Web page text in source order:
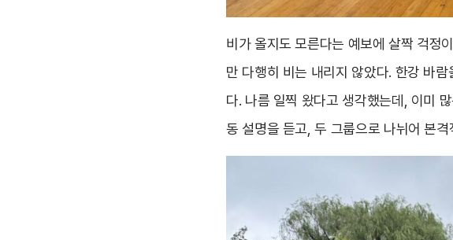
비가 올지도 모른다는 예보에 살짝 걱정
만 다행히 비는 내리지 않았다. 한강 바
다. 나름 일찍 왔다고 생각했는데, 이미
동 설명을 듣고, 두 그룹으로 나뉘어 본